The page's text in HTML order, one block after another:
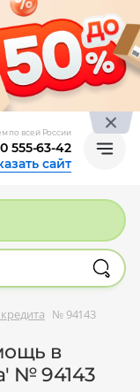
по всей России
555-63-42
сайт
№ 94143
в
№ 94143